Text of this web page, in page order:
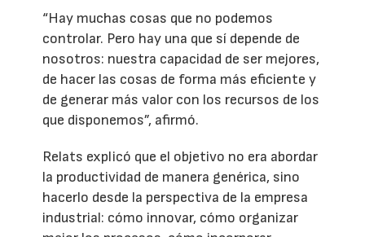
“Hay muchas cosas que no podemos
controlar. Pero hay una que sí depende de
nosotros: nuestra capacidad de ser mejores,
de hacer las cosas de forma más eficiente y
de generar más valor con los recursos de los
que disponemos”, afirmó.
Relats explicó que el objetivo no era abordar
la productividad de manera genérica, sino
hacerlo desde la perspectiva de la empresa
industrial: cómo innovar, cómo organizar